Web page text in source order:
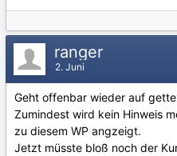
ranger
2. Juni
Geht offenbar wieder auf
Zumindest wird kein Hinweis
zu diesem WP angzeigt.
Jetzt müsste bloß noch der